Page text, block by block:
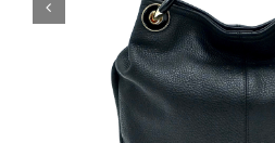
Cinture
A.B.